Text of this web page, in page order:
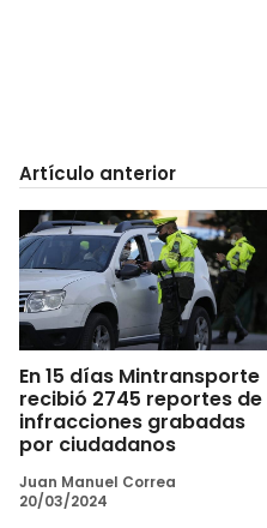
Artículo anterior
En 15 días Mintransporte
recibió 2745 reportes de
infracciones grabadas
por ciudadanos
Juan Manuel Correa
20/03/2024